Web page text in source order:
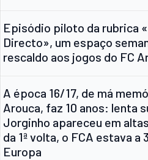
Episódio piloto da rubrica
Directo», um espaço
rescaldo aos jogos do FC
A época 16/17, de má
Arouca, faz 10 anos: lenta
Jorginho apareceu em
da 1ª volta, o FCA estava a
Europa